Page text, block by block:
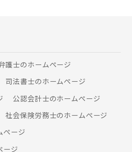
な要素が絡みあい、保険会社との
渉においては、訴訟にした場合の結
予測、主治医との協力関係の構築が
です。 弁護士法人ALG東京オフィ
交通事故被害者の悔しさ、辛さに
添う弁護士事務所であり続けたい
があればお気軽にご連絡くださ
人様向けプランはもちろん、個人
向けのプランもご用意しております
、お気軽にお問い合わせくださ
。 まずはお気軽にお電話を。 お待ち
おります！
護士のホームぺージ
司法書士のホームぺージ
公認会計士のホームぺージ
社会保険労務士のホームぺージ
ぺージ
ージ